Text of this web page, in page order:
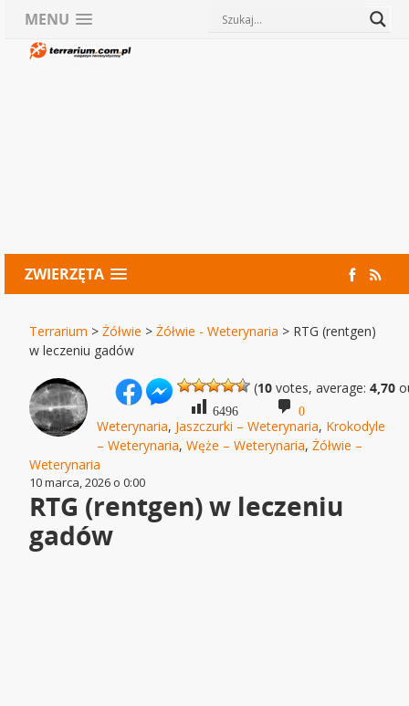
MENU
ZWIERZĘTA
Terrarium >Żółwie >Żółwie - Weterynaria > RTG (rentgen)
w leczeniu gadów
(10 votes, average:4,70
6496 0
Weterynaria, Jaszczurki – Weterynaria, Krokodyle
– Weterynaria,Węże – Weterynaria,Żółwie –
Weterynaria
10 marca, 2026 o 0:00
RTG (rentgen) w leczeniu
gadów